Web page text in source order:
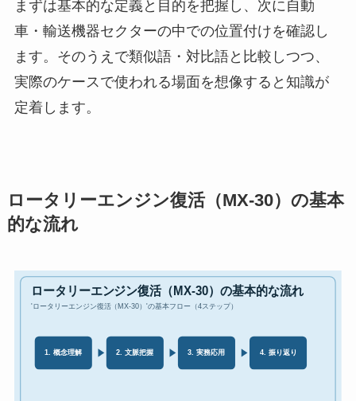
まずは基本的な定義と目的を把握し、次に自動
車・輸送機器セクターの中での位置付けを確認し
ます。そのうえで類似語・対比語と比較しつつ、
実際のケースで使われる場面を想像すると知識が
定着します。
ロータリーエンジン復活（MX-30）の基本
的な流れ